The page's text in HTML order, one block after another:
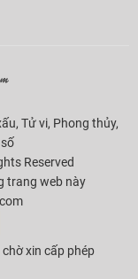
Tử vi, Phong thủy,
Reserved
trang web này
xin cấp phép